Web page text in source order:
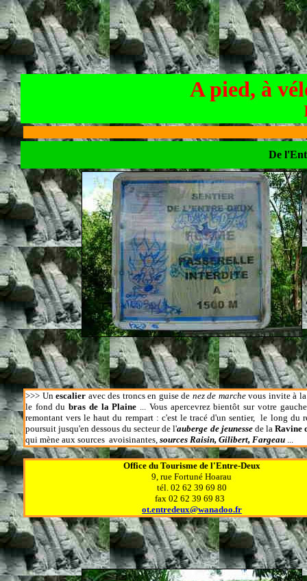
A pied, à
De
>>> Unescalier avec des troncs en guise de nez de marchevous invite à la
le fond dubras de la Plaine ... Vous apercevrez bientôt sur votre
remontant vers le haut du rempart : c'est le tracé d'un sentier, le long du
poursuit jusqu'en dessous du secteur de l'auberge de jeunessede la Ravine
qui mène aux sources avoisinantes, sources Raisin, Gilibert, Fargeau ...
Office du Tourisme de l'Entre-Deux
9, rue Fortuné Hoarau
tél. 02 62 39 69 80
fax 02 62 39 69 83
ot.entredeux@wanadoo.fr